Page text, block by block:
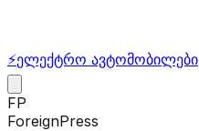
⚡ელექტრო ავტომობილები
FP
ForeignPress